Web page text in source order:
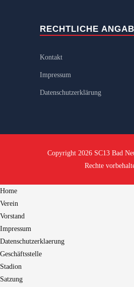
RECHTLICHE
Kontakt
Impressum
Datenschutzerklärung
Copyright 2026 SC13 Bad
Rechte
Home
Verein
Vorstand
Impressum
Datenschutzerklaerung
Geschäftsstelle
Stadion
Satzung